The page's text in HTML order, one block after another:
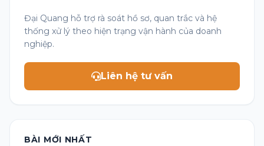
Đại Quang hỗ trợ rà soát hồ sơ, quan trắc và hệ
thống xử lý theo hiện trạng vận hành của doanh
nghiệp.
Liên hệ tư vấn
BÀI MỚI NHẤT